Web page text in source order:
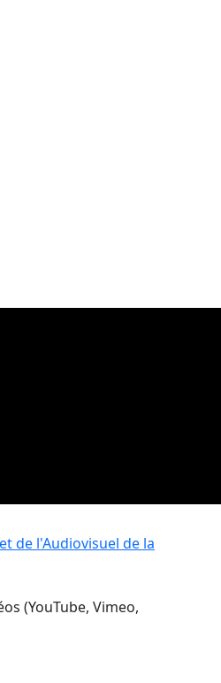
de l'Audiovisuel de la
(YouTube, Vimeo,